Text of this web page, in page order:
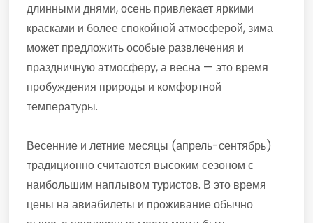
длинными днями, осень привлекает яркими
красками и более спокойной атмосферой, зима
может предложить особые развлечения и
праздничную атмосферу, а весна — это время
пробуждения природы и комфортной
температуры.
Весенние и летние месяцы (апрель-сентябрь)
традиционно считаются высоким сезоном с
наибольшим наплывом туристов. В это время
цены на авиабилеты и проживание обычно